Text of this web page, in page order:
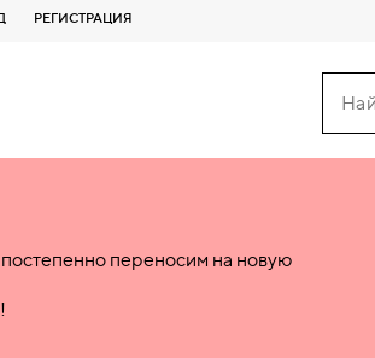
РЕГИСТРАЦИЯ
переносим на новую